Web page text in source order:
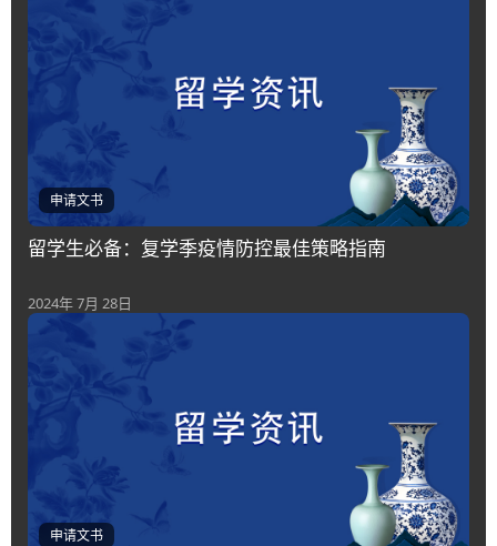
申请文书
留学生必备：复学季疫情防控最佳策略指南
2024年 7月 28日
申请文书